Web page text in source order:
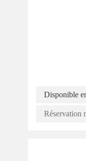
Disponible
Réservation